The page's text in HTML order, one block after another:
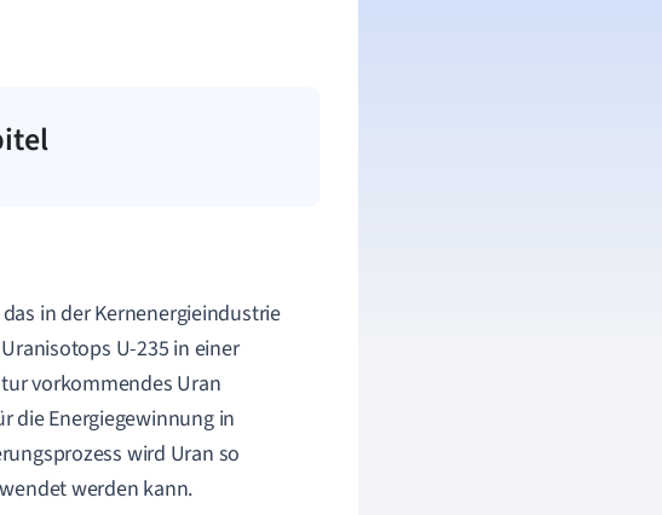
in der Kernenergieindustrie
U-235 in einer
vorkommendes Uran
die Energiegewinnung in
wird Uran so
werden kann.